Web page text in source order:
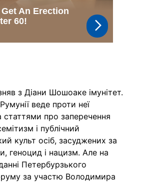
з Діани Шошоаке імунітет.
веде проти неї
статтями про заперечення
і публічний
культ осіб, засуджених за
геноцид і нацизм. Але на
Петербурзького
за участю Володимира